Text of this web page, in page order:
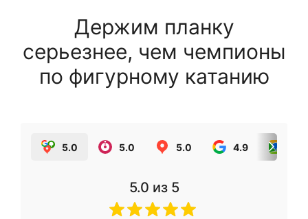
Держим планку
серьезнее, чем чемпионы
по фигурному катанию
5.0 5.0 5.0 4.9
5.0 из 5